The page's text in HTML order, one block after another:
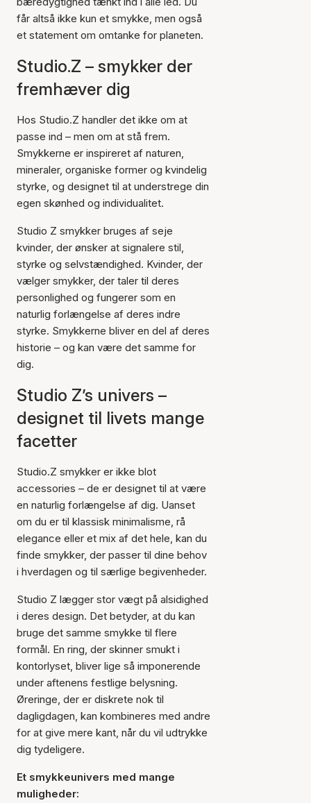
får altså ikke kun et smykke, men også
et statement om omtanke for planeten.
Studio.Z – smykker der
fremhæver dig
Hos Studio.Z handler det ikke om at
passe ind – men om at stå frem.
Smykkerne er inspireret af naturen,
mineraler, organiske former og kvindelig
styrke, og designet til at understrege din
egen skønhed og individualitet.
Studio Z smykker bruges af seje
kvinder, der ønsker at signalere stil,
styrke og selvstændighed. Kvinder, der
vælger smykker, der taler til deres
personlighed og fungerer som en
naturlig forlængelse af deres indre
styrke. Smykkerne bliver en del af deres
historie – og kan være det samme for
dig.
Studio Z’s univers –
designet til livets mange
facetter
Studio.Z smykker er ikke blot
accessories – de er designet til at være
en naturlig forlængelse af dig. Uanset
om du er til klassisk minimalisme, rå
elegance eller et mix af det hele, kan du
finde smykker, der passer til dine behov
i hverdagen og til særlige begivenheder.
Studio Z lægger stor vægt på alsidighed
i deres design. Det betyder, at du kan
bruge det samme smykke til flere
formål. En ring, der skinner smukt i
kontorlyset, bliver lige så imponerende
under aftenens festlige belysning.
Øreringe, der er diskrete nok til
dagligdagen, kan kombineres med andre
for at give mere kant, når du vil udtrykke
dig tydeligere.
Et smykkeunivers med mange
muligheder: